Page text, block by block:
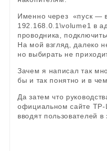
Именно через «пуск —
192.168.0.1\volume1 в
проводника,
На мой взгляд, далеко
но выбирать не
Зачем я написал так
бы и так понятно и в
Да затем что
официальном сайте
вводят пользователей в